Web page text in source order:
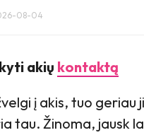
08-04
akių kontaktą
į akis, tuo geriau
tau. Žinoma, jausk